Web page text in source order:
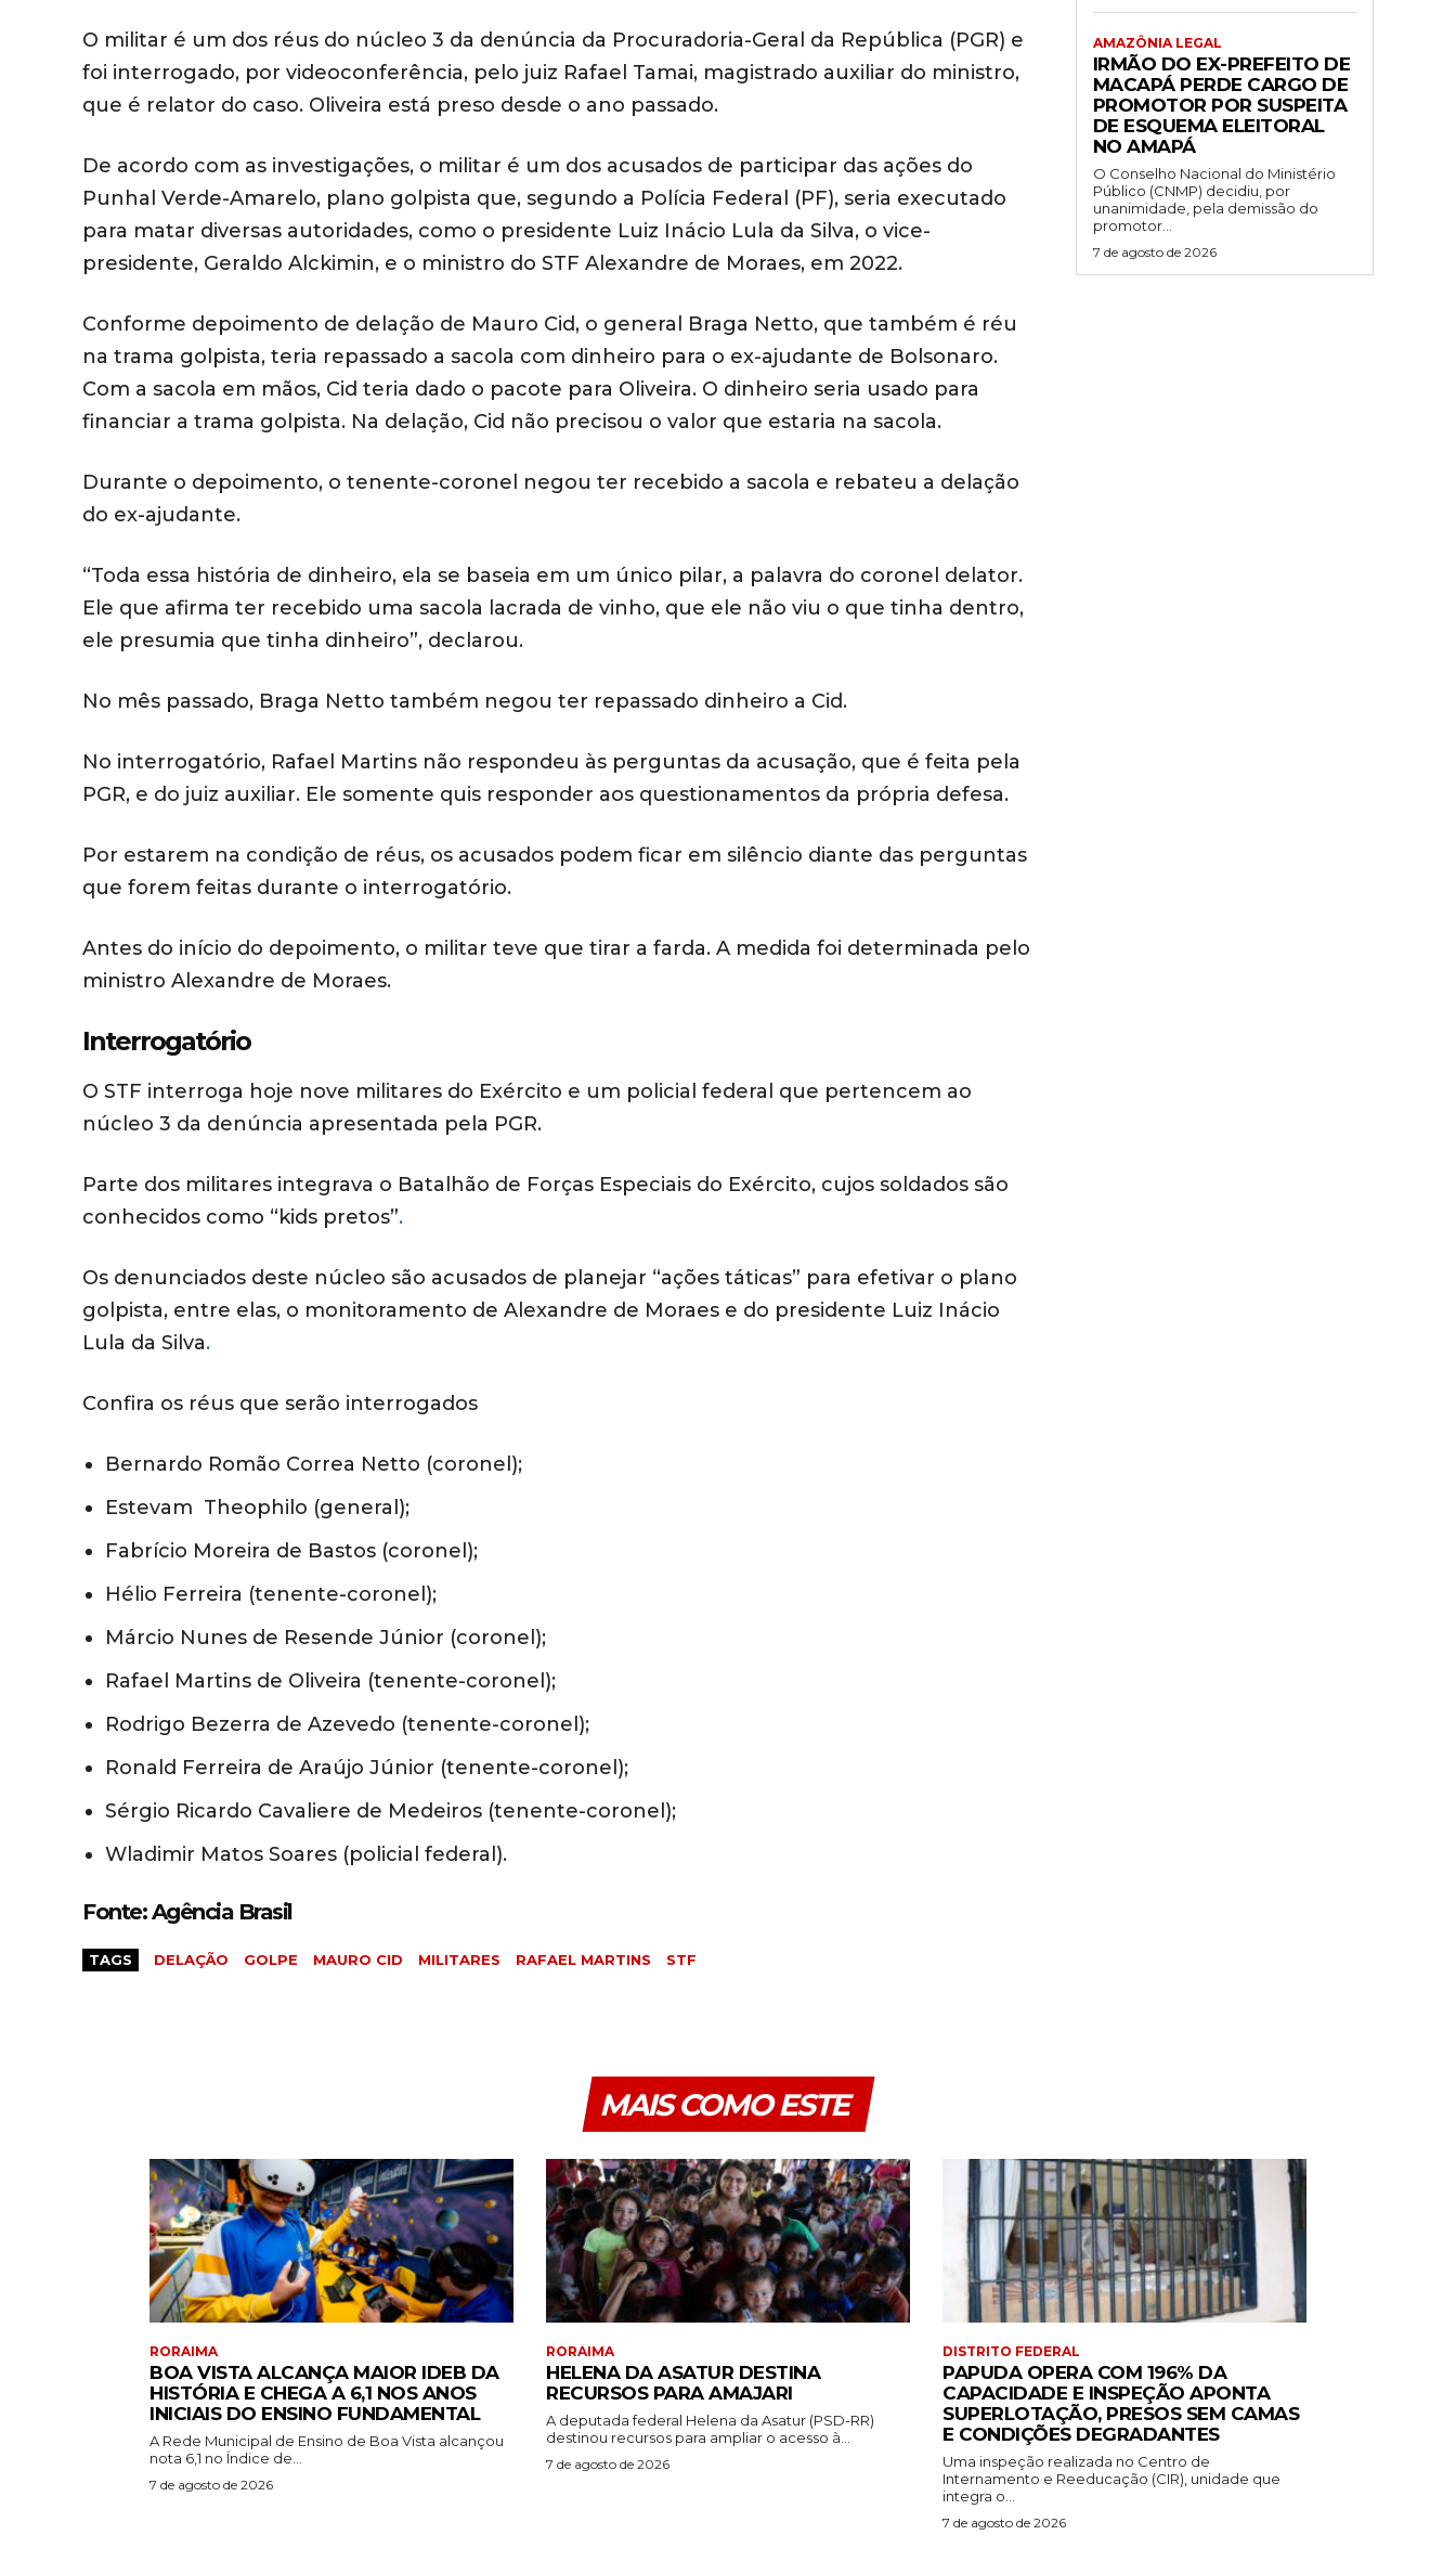
O militar é um dos réus do núcleo 3 da denúncia da Procuradoria-Geral da República (PGR) e
foi interrogado, por videoconferência, pelo juiz Rafael Tamai, magistrado auxiliar do ministro,
que é relator do caso. Oliveira está preso desde o ano passado.
De acordo com as investigações, o militar é um dos acusados de participar das ações do
Punhal Verde-Amarelo, plano golpista que, segundo a Polícia Federal (PF), seria executado
para matar diversas autoridades, como o presidente Luiz Inácio Lula da Silva, o vice-
presidente, Geraldo Alckimin, e o ministro do STF Alexandre de Moraes, em 2022.
Conforme depoimento de delação de Mauro Cid, o general Braga Netto, que também é réu
na trama golpista, teria repassado a sacola com dinheiro para o ex-ajudante de Bolsonaro.
Com a sacola em mãos, Cid teria dado o pacote para Oliveira. O dinheiro seria usado para
financiar a trama golpista. Na delação, Cid não precisou o valor que estaria na sacola.
Durante o depoimento, o tenente-coronel negou ter recebido a sacola e rebateu a delação
do ex-ajudante.
“Toda essa história de dinheiro, ela se baseia em um único pilar, a palavra do coronel delator.
Ele que afirma ter recebido uma sacola lacrada de vinho, que ele não viu o que tinha dentro,
ele presumia que tinha dinheiro”, declarou.
No mês passado, Braga Netto também negou ter repassado dinheiro a Cid.
No interrogatório, Rafael Martins não respondeu às perguntas da acusação, que é feita pela
PGR, e do juiz auxiliar. Ele somente quis responder aos questionamentos da própria defesa.
Por estarem na condição de réus, os acusados podem ficar em silêncio diante das perguntas
que forem feitas durante o interrogatório.
Antes do início do depoimento, o militar teve que tirar a farda. A medida foi determinada pelo
ministro Alexandre de Moraes.
Interrogatório
O STF interroga hoje nove militares do Exército e um policial federal que pertencem ao
núcleo 3 da denúncia apresentada pela PGR.
Parte dos militares integrava o Batalhão de Forças Especiais do Exército, cujos soldados são
conhecidos como “kids pretos”.
Os denunciados deste núcleo são acusados de planejar “ações táticas” para efetivar o plano
golpista, entre elas, o monitoramento de Alexandre de Moraes e do presidente Luiz Inácio
Lula da Silva.
Confira os réus que serão interrogados
Bernardo Romão Correa Netto (coronel);
Estevam Theophilo (general);
Fabrício Moreira de Bastos (coronel);
Hélio Ferreira (tenente-coronel);
Márcio Nunes de Resende Júnior (coronel);
Rafael Martins de Oliveira (tenente-coronel);
Rodrigo Bezerra de Azevedo (tenente-coronel);
Ronald Ferreira de Araújo Júnior (tenente-coronel);
Sérgio Ricardo Cavaliere de Medeiros (tenente-coronel);
Wladimir Matos Soares (policial federal).
Fonte: Agência Brasil
TAGS DELAÇÃO GOLPE MAURO CID MILITARES RAFAEL MARTINS STF
AMAZÔNIA LEGAL
IRMÃO DO EX-PREFEITO DE
MACAPÁ PERDE CARGO DE
PROMOTOR POR SUSPEITA
DE ESQUEMA ELEITORAL
NO AMAPÁ
O Conselho Nacional do Ministério
Público (CNMP) decidiu, por
unanimidade, pela demissão do
promotor...
7 de agosto de 2026
MAIS COMO ESTE
RORAIMA
BOA VISTA ALCANÇA MAIOR IDEB DA
HISTÓRIA E CHEGA A 6,1 NOS ANOS
INICIAIS DO ENSINO FUNDAMENTAL
A Rede Municipal de Ensino de Boa Vista alcançou
nota 6,1 no Índice de...
7 de agosto de 2026
RORAIMA
HELENA DA ASATUR DESTINA
RECURSOS PARA AMAJARI
A deputada federal Helena da Asatur (PSD-RR)
destinou recursos para ampliar o acesso à...
7 de agosto de 2026
DISTRITO FEDERAL
PAPUDA OPERA COM 196% DA
CAPACIDADE E INSPEÇÃO APONTA
SUPERLOTAÇÃO, PRESOS SEM CAMAS
E CONDIÇÕES DEGRADANTES
Uma inspeção realizada no Centro de
Internamento e Reeducação (CIR), unidade que
integra o...
7 de agosto de 2026